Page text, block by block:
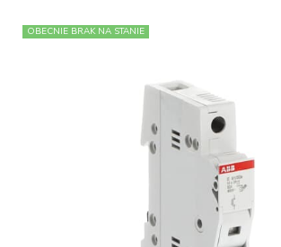
OBECNIE BRAK NA STANIE